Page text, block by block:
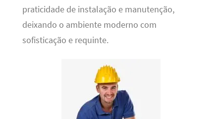
praticidade de instalação e manutenção,
deixando o ambiente moderno com
sofisticação e requinte.